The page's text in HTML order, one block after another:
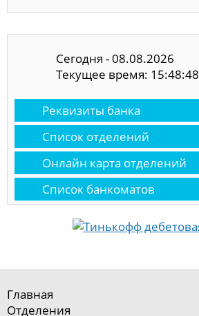
Сегодня - 08.08.2026
Текущее время: 15:48:48
Реквизиты банка
Список отделений
Онлайн карта отделений
Список банкоматов
Главная
Отделения